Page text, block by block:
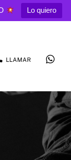
Lo quiero
LLAMAR